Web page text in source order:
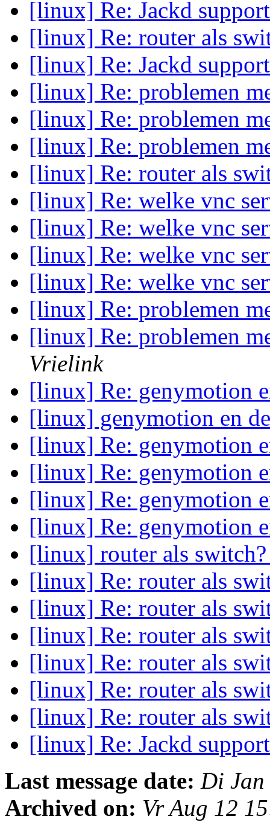
[linux] Re: Jackd
[linux] Re: router als
[linux] Re: Jackd
[linux] Re: problemen
[linux] Re: problemen
[linux] Re: problemen
[linux] Re: router als
[linux] Re: welke vnc
[linux] Re: welke vnc
[linux] Re: welke vnc
[linux] Re: welke vnc
[linux] Re: problemen
[linux] Re: problemen
Vrielink
[linux] Re: genymotion
[linux] genymotion en
[linux] Re: genymotion
[linux] Re: genymotion
[linux] Re: genymotion
[linux] Re: genymotion
[linux] router als
[linux] Re: router als
[linux] Re: router als
[linux] Re: router als
[linux] Re: router als
[linux] Re: router als
[linux] Re: router als
[linux] Re: Jackd
Last message date: Di Jan
Archived on: Vr Aug 12